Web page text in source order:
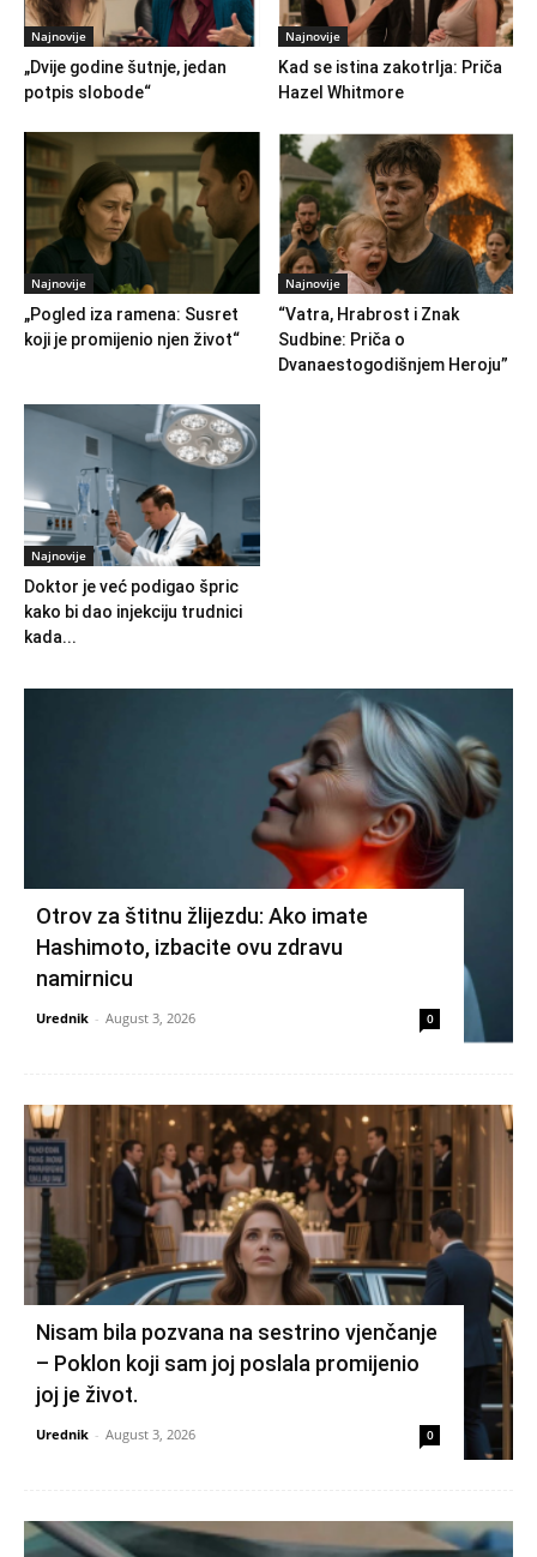
Najnovije
„Dvije godine šutnje, jedan
potpis slobode“
Najnovije
Kad se istina zakotrlja: Priča
Hazel Whitmore
Najnovije
„Pogled iza ramena: Susret
koji je promijenio njen život“
Najnovije
“Vatra, Hrabrost i Znak
Sudbine: Priča o
Dvanaestogodišnjem Heroju”
Najnovije
Doktor je već podigao špric
kako bi dao injekciju trudnici
kada...
Otrov za štitnu žlijezdu: Ako imate
Hashimoto, izbacite ovu zdravu
namirnicu
Urednik - August 3, 2026 0
Nisam bila pozvana na sestrino vjenčanje
– Poklon koji sam joj poslala promijenio
joj je život.
Urednik - August 3, 2026 0